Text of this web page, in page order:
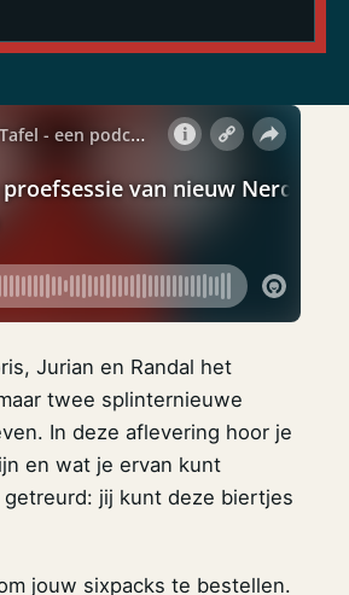
Jurian en Randal het
twee splinternieuwe
In deze aflevering hoor je
en wat je ervan kunt
jij kunt deze biertjes
jouw sixpacks te bestellen.